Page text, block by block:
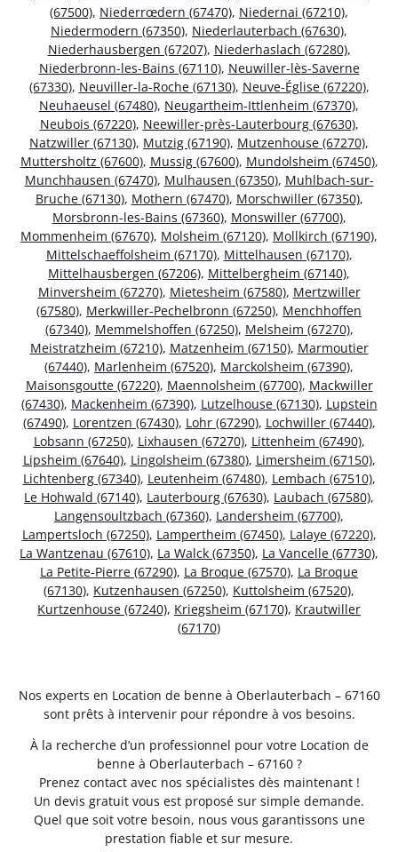
(67500), Niederrœdern (67470), Niedernai (67210),
Niedermodern (67350), Niederlauterbach (67630),
Niederhausbergen (67207), Niederhaslach (67280),
Niederbronn-les-Bains (67110), Neuwiller-lès-Saverne
(67330), Neuviller-la-Roche (67130), Neuve-Église (67220),
Neuhaeusel (67480), Neugartheim-Ittlenheim (67370),
Neubois (67220), Neewiller-près-Lauterbourg (67630),
Natzwiller (67130), Mutzig (67190), Mutzenhouse (67270),
Muttersholtz (67600), Mussig (67600), Mundolsheim (67450),
Munchhausen (67470), Mulhausen (67350), Muhlbach-sur-
Bruche (67130), Mothern (67470), Morschwiller (67350),
Morsbronn-les-Bains (67360), Monswiller (67700),
Mommenheim (67670), Molsheim (67120), Mollkirch (67190),
Mittelschaeffolsheim (67170), Mittelhausen (67170),
Mittelhausbergen (67206), Mittelbergheim (67140),
Minversheim (67270), Mietesheim (67580), Mertzwiller
(67580), Merkwiller-Pechelbronn (67250), Menchhoffen
(67340), Memmelshoffen (67250), Melsheim (67270),
Meistratzheim (67210), Matzenheim (67150), Marmoutier
(67440), Marlenheim (67520), Marckolsheim (67390),
Maisonsgoutte (67220), Maennolsheim (67700), Mackwiller
(67430), Mackenheim (67390), Lutzelhouse (67130), Lupstein
(67490), Lorentzen (67430), Lohr (67290), Lochwiller (67440),
Lobsann (67250), Lixhausen (67270), Littenheim (67490),
Lipsheim (67640), Lingolsheim (67380), Limersheim (67150),
Lichtenberg (67340), Leutenheim (67480), Lembach (67510),
Le Hohwald (67140), Lauterbourg (67630), Laubach (67580),
Langensoultzbach (67360), Landersheim (67700),
Lampertsloch (67250), Lampertheim (67450), Lalaye (67220),
La Wantzenau (67610), La Walck (67350), La Vancelle (67730),
La Petite-Pierre (67290), La Broque (67570), La Broque
(67130), Kutzenhausen (67250), Kuttolsheim (67520),
Kurtzenhouse (67240), Kriegsheim (67170), Krautwiller
(67170)
Nos experts en Location de benne à Oberlauterbach – 67160
sont prêts à intervenir pour répondre à vos besoins.
À la recherche d’un professionnel pour votre Location de
benne à Oberlauterbach – 67160 ?
Prenez contact avec nos spécialistes dès maintenant !
Un devis gratuit vous est proposé sur simple demande.
Quel que soit votre besoin, nous vous garantissons une
prestation fiable et sur mesure.